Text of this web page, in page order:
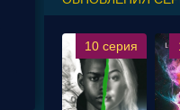
10 серия